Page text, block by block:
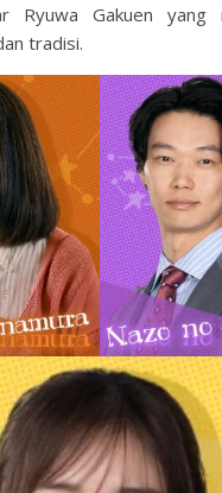
Ryuwa Gakuen yang
tradisi.